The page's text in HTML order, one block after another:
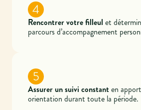
4
Rencontrer votre filleul et
parcours d’accompagnement
5
Assurer un suivi constant en
orientation durant toute la période.